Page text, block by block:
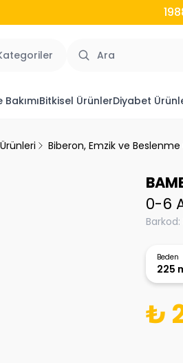
BakımıBitkisel ÜrünlerDiyabet
Biberon, Emzik ve
0-6
Barkod:
Beden
225
₺